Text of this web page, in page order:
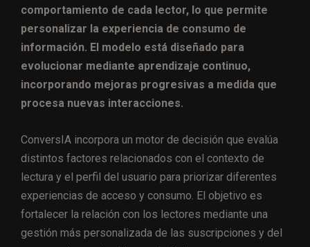
comportamiento de cada lector, lo que permite
personalizar la experiencia de consumo de
información. El modelo está diseñado para
evolucionar mediante aprendizaje continuo,
incorporando mejoras progresivas a medida que
procesa nuevas interacciones.
ConversIA incorpora un motor de decisión que evalúa
distintos factores relacionados con el contexto de
lectura y el perfil del usuario para priorizar diferentes
experiencias de acceso y consumo. El objetivo es
fortalecer la relación con los lectores mediante una
gestión más personalizada de las suscripciones y del